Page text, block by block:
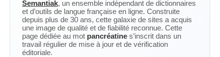
Semantiak, un ensemble indépendant de dictionnaires
et d’outils de langue française en ligne. Construite
depuis plus de 30 ans, cette galaxie de sites a acquis
une image de qualité et de fiabilité reconnue. Cette
page dédiée au mot pancréatine s’inscrit dans un
travail régulier de mise à jour et de vérification
éditoriale.